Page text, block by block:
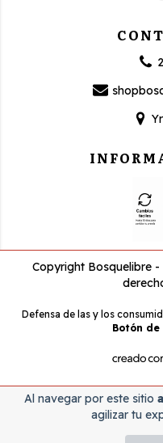
Al navegar por este sitio
agilizar tu
Copyright Bosquelibre -
Defensa de las y los
Botón